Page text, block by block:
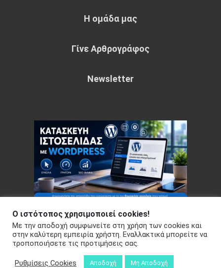
Η ομάδα μας
Γίνε Αρθρογράφος
Newsletter
Copyright © 2026 Your e-articles - WordPress Theme : by
Sparkle Themes Πολιτική Απορρήτου
Ο ιστότοπος χρησιμοποιεί cookies!
Με την αποδοχή συμφωνείτε στη χρήση των cookies και
στην καλύτερη εμπειρία χρήστη. Εναλλακτικά μπορείτε να
τροποποιήσετε τις προτιμήσεις σας.
Ρυθμίσεις Cookies Αποδοχή Μη Αποδοχή